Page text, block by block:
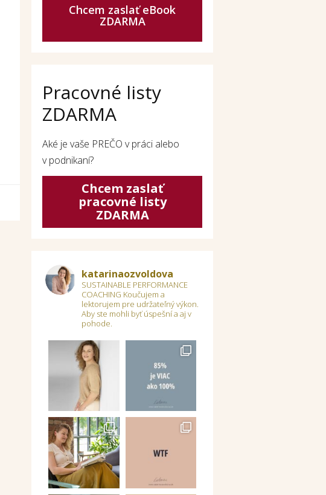
Chcem zaslať eBook
ZDARMA
Pracovné listy
ZDARMA
Aké je vaše PREČO v práci alebo
v podnikaní?
Chcem zaslať
pracovné listy
ZDARMA
katarinaozvoldova
SUSTAINABLE PERFORMANCE
COACHING Koučujem a
lektorujem pre udržateľný výkon.
Aby ste mohli byť úspešní a aj v
pohode.